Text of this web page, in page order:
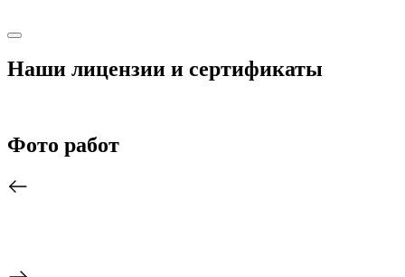
Наши лицензии и сертификаты
Фото работ